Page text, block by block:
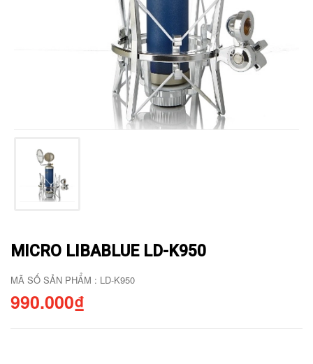
MICRO LIBABLUE LD-K950
MÃ SỐ SẢN PHẨM : LD-K950
990.000₫